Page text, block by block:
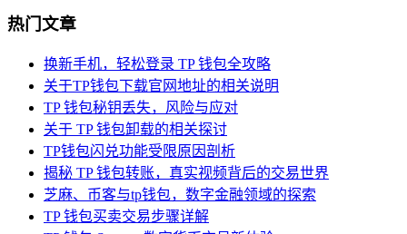
热门文章
换新手机，轻松登录 TP 钱包全攻略
关于TP钱包下载官网地址的相关说明
TP 钱包秘钥丢失，风险与应对
关于 TP 钱包卸载的相关探讨
TP钱包闪兑功能受限原因剖析
揭秘 TP 钱包转账，真实视频背后的交易世界
芝麻、币客与tp钱包，数字金融领域的探索
TP 钱包买卖交易步骤详解